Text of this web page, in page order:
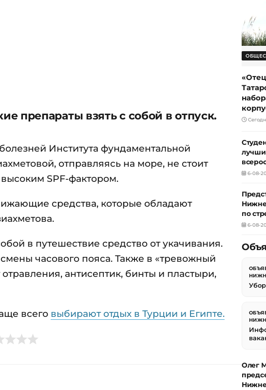
препараты взять с собой в отпуск.
Института фундаментальной
отправляясь на море, не стоит
SPF-фактором.
средства, которые обладают
в путешествие средство от укачивания.
часового пояса. Также в «тревожный
антисептик, бинты и пластыри,
всего выбирают отдых в Турции и Египте.
6-08-
по
6-08-
Олег